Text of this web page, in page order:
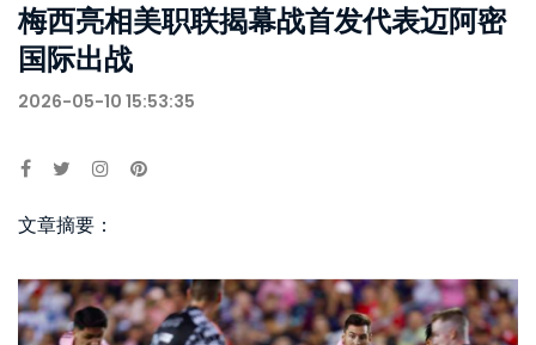
梅西亮相美职联揭幕战首发代表迈阿密
国际出战
2026-05-10 15:53:35
文章摘要：